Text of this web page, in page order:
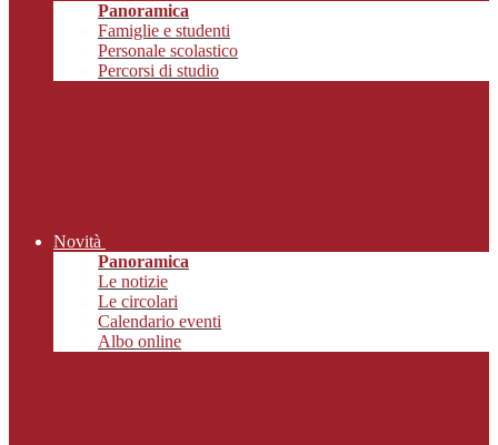
Panoramica
Famiglie e studenti
Personale scolastico
Percorsi di studio
Novità
Panoramica
Le notizie
Le circolari
Calendario eventi
Albo online